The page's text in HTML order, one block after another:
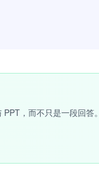
，而不只是一段回答。